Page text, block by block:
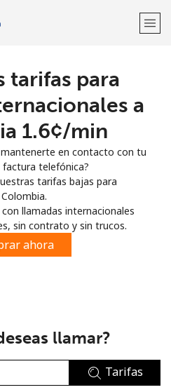
con
o
tarifas para
a
⁦1.6¢⁩/min
en contacto con tu
telefónica?
tarifas bajas para
llamadas internacionales
sin contrato y sin trucos.
ahora
llamar?
Tarifas